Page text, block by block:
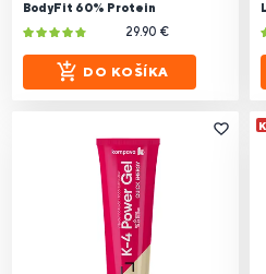
BodyFit 60% Protein
29.90 €
DO KOŠÍKA